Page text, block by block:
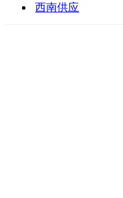
西南供应